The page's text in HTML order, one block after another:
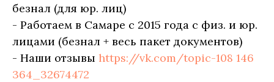
безнал (для юр. лиц)
- Работаем в Самаре с 2015 года с физ. и юр.
лицами (безнал + весь пакет документов)
- Наши отзывы https://vk.com/topic-108 146
364_32674472